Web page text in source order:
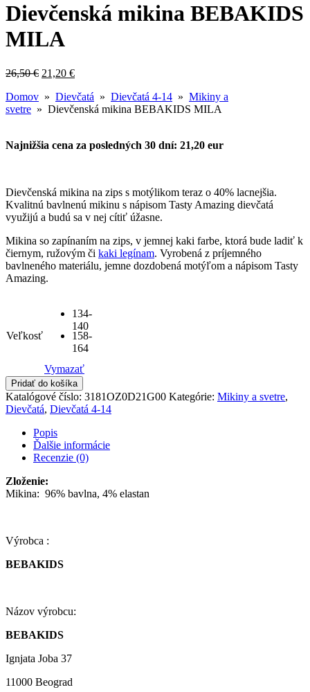
Dievčenská mikina BEBAKIDS
MILA
26,50€ 21,20 €
Domov » Dievčatá » Dievčatá 4-14 » Mikiny a
svetre » Dievčenská mikina BEBAKIDS MILA
Najnižšia cena za posledných 30 dní: 21,20 eur
Dievčenská mikina na zips s motýlikom teraz o 40% lacnejšia.
Kvalitnú bavlnenú mikinu s nápisom Tasty Amazing dievčatá
využijú a budú sa v nej cítiť úžasne.
Mikina so zapínaním na zips, v jemnej kaki farbe, ktorá bude ladiť k
čiernym, ružovým či kaki legínam. Vyrobená z príjemného
bavlneného materiálu, jemne dozdobená motýľom a nápisom Tasty
Amazing.
Veľkosť
134-
140
158-
164
Vymazať
Pridať do košíka
Katalógové číslo: 3181OZ0D21G00 Kategórie: Mikiny a svetre,
Dievčatá, Dievčatá 4-14
Popis
Ďalšie informácie
Recenzie (0)
Zloženie:
Mikina: 96% bavlna, 4% elastan
Výrobca :
BEBAKIDS
Názov výrobcu:
BEBAKIDS
Ignjata Joba 37
11000 Beograd